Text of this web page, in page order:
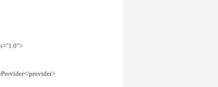
provider>